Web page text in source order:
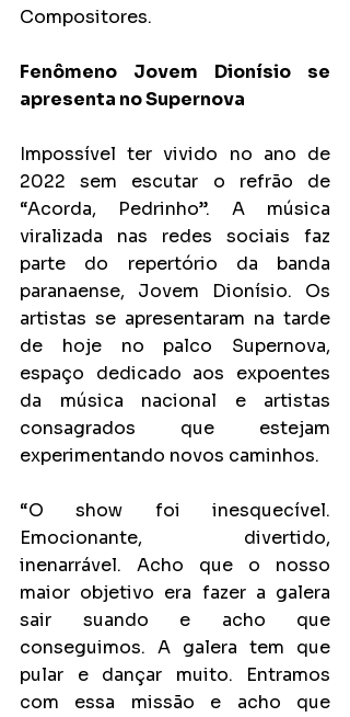
Compositores.
Fenômeno Jovem Dionísio se
apresenta no Supernova
Impossível ter vivido no ano de
2022 sem escutar o refrão de
“Acorda, Pedrinho”. A música
viralizada nas redes sociais faz
parte do repertório da banda
paranaense, Jovem Dionísio. Os
artistas se apresentaram na tarde
de hoje no palco Supernova,
espaço dedicado aos expoentes
da música nacional e artistas
consagrados que estejam
experimentando novos caminhos.
“O show foi inesquecível.
Emocionante, divertido,
inenarrável. Acho que o nosso
maior objetivo era fazer a galera
sair suando e acho que
conseguimos. A galera tem que
pular e dançar muito. Entramos
com essa missão e acho que